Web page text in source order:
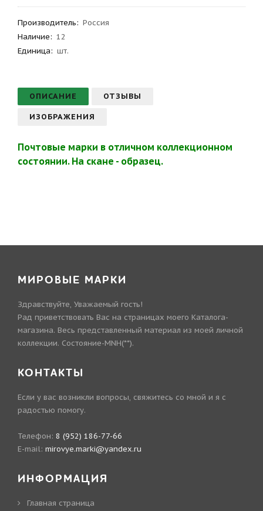
Производитель: Россия
Наличие: 12
Единица: шт.
ОПИСАНИЕ ОТЗЫВЫ
ИЗОБРАЖЕНИЯ
Почтовые марки в отличном коллекционном
состоянии. На скане - образец.
МИРОВЫЕ МАРКИ
Здравствуйте, Уважаемый гость!
Рад приветствовать Вас на страницах моего Каталога-
магазина. Весь представленный материал из моей личной
коллекции. Состояние-MNH(**).
КОНТАКТЫ
Если у вас возникли вопросы, свяжитесь со мной и я с
радостью помогу.
Телефон: 8 (952) 186-77-66
E-mail: mirovye.marki@yandex.ru
ИНФОРМАЦИЯ
Главная страница